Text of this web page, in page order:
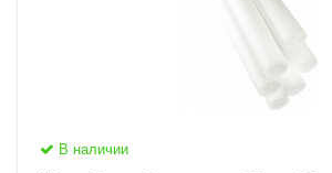
В наличии